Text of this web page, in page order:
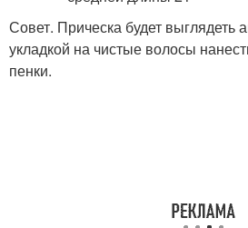
Совет. Прическа будет выглядеть
укладкой на чистые волосы
пенки.